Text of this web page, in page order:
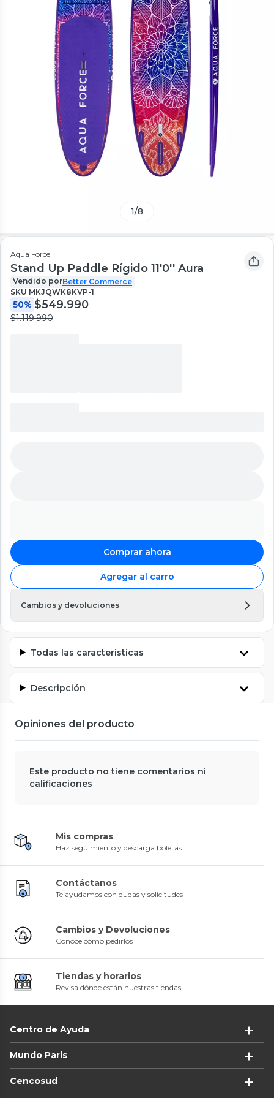
1/8
Aqua Force
Stand Up Paddle Rígido 11'0'' Aura
Vendido porBetter Commerce
SKU MKJQWK8KVP-1
50% $549.990
$1.119.990
Comprar ahora
Agregar al carro
Cambios y devoluciones
Todas las características
Descripción
Opiniones del producto
Este producto no tiene comentarios ni
calificaciones
Mis compras
Haz seguimiento y descarga boletas
Contáctanos
Te ayudamos con dudas y solicitudes
Cambios y Devoluciones
Conoce cómo pedirlos
Tiendas y horarios
Revisa dónde están nuestras tiendas
Centro de Ayuda
Mundo Paris
Cencosud